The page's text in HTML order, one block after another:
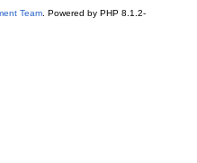
Team. Powered by PHP 8.1.2-